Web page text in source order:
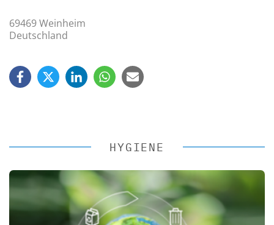
69469 Weinheim
Deutschland
HYGIENE